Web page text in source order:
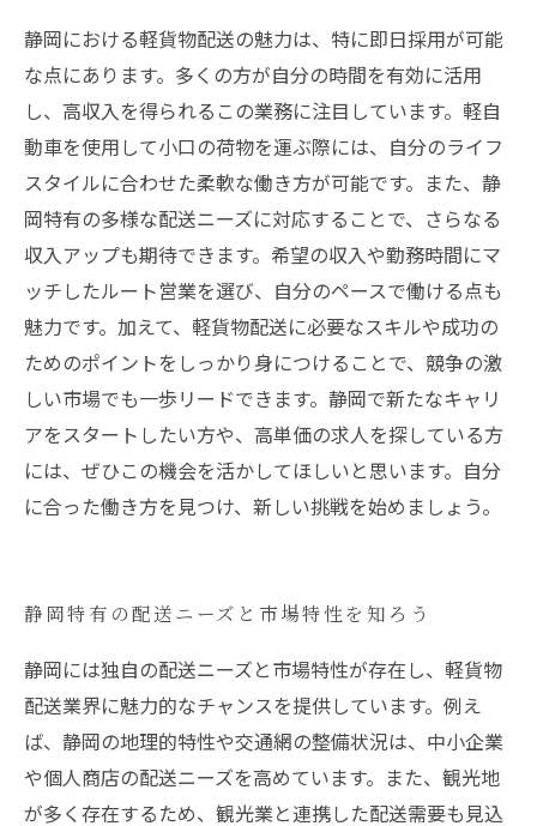
静岡における軽貨物配送の魅力は、特に即日採用が可能
な点にあります。多くの方が自分の時間を有効に活用
し、高収入を得られるこの業務に注目しています。軽自
動車を使用して小口の荷物を運ぶ際には、自分のライフ
スタイルに合わせた柔軟な働き方が可能です。また、静
岡特有の多様な配送ニーズに対応することで、さらなる
収入アップも期待できます。希望の収入や勤務時間にマ
ッチしたルート営業を選び、自分のペースで働ける点も
魅力です。加えて、軽貨物配送に必要なスキルや成功の
ためのポイントをしっかり身につけることで、競争の激
しい市場でも一歩リードできます。静岡で新たなキャリ
アをスタートしたい方や、高単価の求人を探している方
には、ぜひこの機会を活かしてほしいと思います。自分
に合った働き方を見つけ、新しい挑戦を始めましょう。
静岡特有の配送ニーズと市場特性を知ろう
静岡には独自の配送ニーズと市場特性が存在し、軽貨物
配送業界に魅力的なチャンスを提供しています。例え
ば、静岡の地理的特性や交通網の整備状況は、中小企業
や個人商店の配送ニーズを高めています。また、観光地
が多く存在するため、観光業と連携した配送需要も見込